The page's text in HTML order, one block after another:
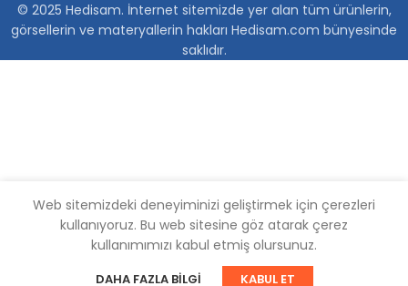
© 2025 Hedisam. İnternet sitemizde yer alan tüm ürünlerin,
görsellerin ve materyallerin hakları Hedisam.com bünyesinde
saklıdır.
Web sitemizdeki deneyiminizi geliştirmek için çerezleri
kullanıyoruz. Bu web sitesine göz atarak çerez
kullanımımızı kabul etmiş olursunuz.
DAHA FAZLA BILGI KABUL ET